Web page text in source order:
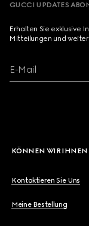
GUCCI UPDATES
Erhalten Sie exklusive
Mitteilungen und
E-Mail
KÖNNEN WIR IHNEN
Kontaktieren Sie Uns
Meine Bestellung